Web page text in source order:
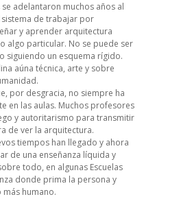
se adelantaron muchos años al
de trabajar por
y aprender arquitectura
algo particular. No se puede ser
siguiendo un esquema rígido.
aúna técnica, arte y sobre
por desgracia, no siempre ha
en las aulas. Muchos profesores
y autoritarismo para transmitir
de ver la arquitectura.
tiempos han llegado y ahora
de una enseñanza líquida y
todo, en algunas Escuelas
donde prima la persona y
humano.